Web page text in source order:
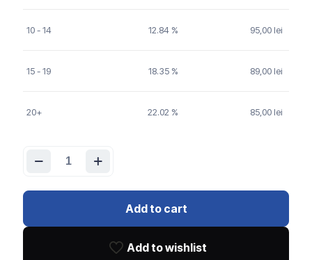
10 - 14 12.84 % 95,00 lei
15 - 19 18.35 % 89,00 lei
20+ 22.02 % 85,00 lei
Autocolant
TJ008,
3000
Add to cart
Add to wishlist